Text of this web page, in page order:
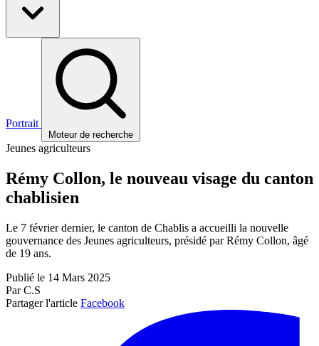
Portrait
Moteur de recherche
Jeunes agriculteurs
Rémy Collon, le nouveau visage du canton
chablisien
Le 7 février dernier, le canton de Chablis a accueilli la nouvelle
gouvernance des Jeunes agriculteurs, présidé par Rémy Collon, âgé
de 19 ans.
Publié le 14 Mars 2025
Par C.S
Partager l'article Facebook